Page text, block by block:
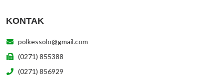
KONTAK
polkessolo@gmail.com
(0271) 855388
(0271) 856929